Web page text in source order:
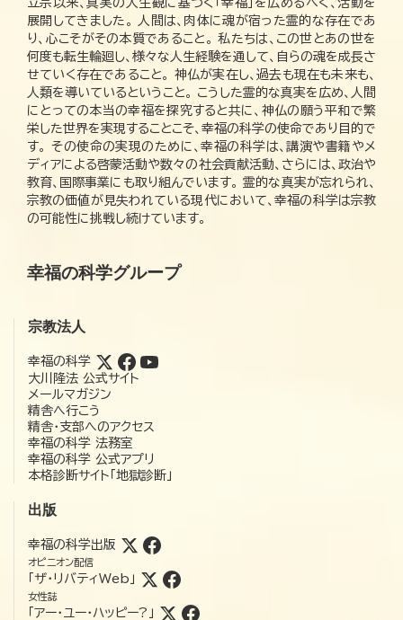
展開してきました。 人間は、肉体に魂が宿った霊的な存在であ
り、心こそがその本質であること。 私たちは、この世とあの世を
何度も転生輪廻し、様々な人生経験を通して、自らの魂を成長さ
せていく存在であること。 神仏が実在し、過去も現在も未来も、
人類を導いているということ。 こうした霊的な真実を広め、人間
にとっての本当の幸福を探究すると共に、神仏の願う平和で繁
栄した世界を実現することこそ、幸福の科学の使命であり目的で
す。 その使命の実現のために、幸福の科学は、講演や書籍やメ
ディアによる啓蒙活動や数々の社会貢献活動、さらには、政治や
教育、国際事業にも取り組んでいます。 霊的な真実が忘れられ、
宗教の価値が見失われている現代において、幸福の科学は宗教
の可能性に挑戦し続けています。
幸福の科学グループ
宗教法人
幸福の科学
大川隆法 公式サイト
メールマガジン
精舎へ行こう
精舎・支部へのアクセス
幸福の科学 法務室
幸福の科学 公式アプリ
本格診断サイト「地獄診断」
出版
幸福の科学出版
オピニオン配信
「ザ・リバティWeb」
女性誌
「アー・ユー・ハッピー?」